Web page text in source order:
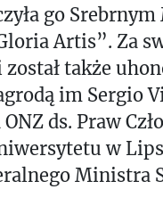
go
Artis”. Za
także
im Sergio
ds. Praw
w
Ministra